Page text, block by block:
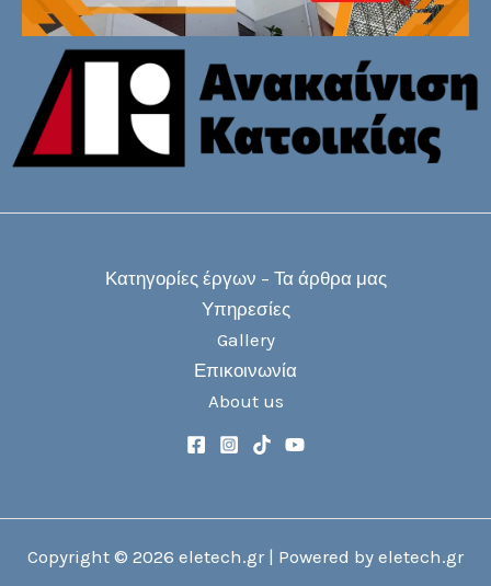
Κατηγορίες έργων – Τα άρθρα μας
Υπηρεσίες
Gallery
Επικοινωνία
About us
Copyright © 2026 eletech.gr | Powered by eletech.gr